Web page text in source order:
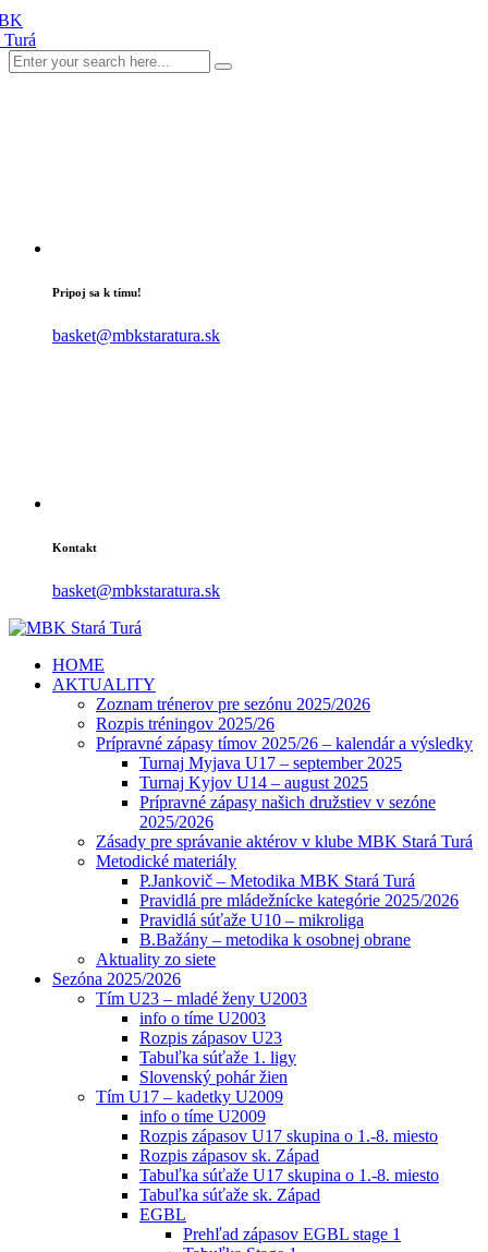
Pripoj sa k tímu!
basket@mbkstaratura.sk
Kontakt
basket@mbkstaratura.sk
HOME
AKTUALITY
Zoznam trénerov pre sezónu 2025/2026
Rozpis tréningov 2025/26
Prípravné zápasy tímov 2025/26 – kalendár a výsledky
Turnaj Myjava U17 – september 2025
Turnaj Kyjov U14 – august 2025
Prípravné zápasy našich družstiev v sezóne
2025/2026
Zásady pre správanie aktérov v klube MBK Stará Turá
Metodické materiály
P.Jankovič – Metodika MBK Stará Turá
Pravidlá pre mládežnícke kategórie 2025/2026
Pravidlá súťaže U10 – mikroliga
B.Bažány – metodika k osobnej obrane
Aktuality zo siete
Sezóna 2025/2026
Tím U23 – mladé ženy U2003
info o tíme U2003
Rozpis zápasov U23
Tabuľka súťaže 1. ligy
Slovenský pohár žien
Tím U17 – kadetky U2009
info o tíme U2009
Rozpis zápasov U17 skupina o 1.-8. miesto
Rozpis zápasov sk. Západ
Tabuľka súťaže U17 skupina o 1.-8. miesto
Tabuľka súťaže sk. Západ
EGBL
Prehľad zápasov EGBL stage 1